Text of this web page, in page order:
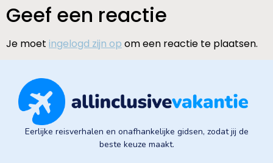
Geef een reactie
Je moet ingelogd zijn op om een reactie te plaatsen.
Eerlijke reisverhalen en onafhankelijke gidsen, zodat jij de
beste keuze maakt.